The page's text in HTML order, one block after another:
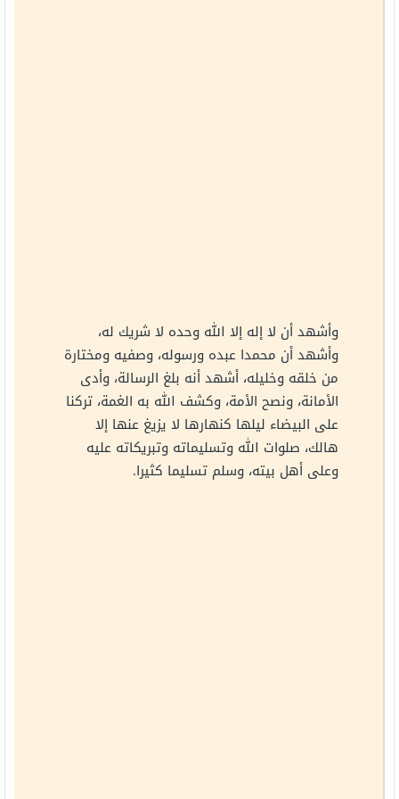
وأشهد أن لا إله إلا الله وحده لا شريك له،
وأشهد أن محمدا عبده ورسوله، وصفيه ومختارة
من خلقه وخليله، أشهد أنه بلغ الرسالة، وأدى
الأمانة، ونصح الأمة، وكشف الله به الغمة، تركنا
على البيضاء ليلها كنهارها لا يزيغ عنها إلا
هالك، صلوات الله وتسليماته وتبريكاته عليه
وعلى أهل بيته، وسلم تسليما كثيرا.